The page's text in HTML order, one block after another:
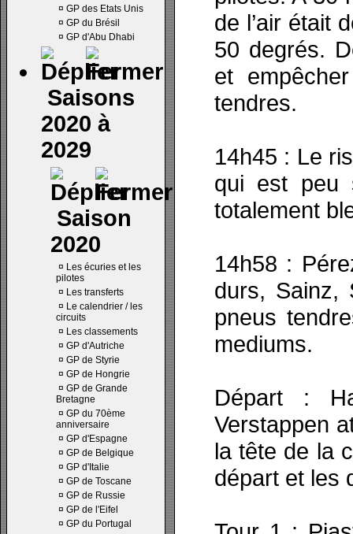
¤ GP des Etats Unis
¤ GP du Brésil
¤ GP d'Abu Dhabi
Saisons
2020 à
2029
Saison
2020
¤ Les écuries et les
pilotes
¤ Les transferts
¤ Le calendrier / les
circuits
¤ Les classements
¤ GP d'Autriche
¤ GP de Styrie
¤ GP de Hongrie
¤ GP de Grande
Bretagne
¤ GP du 70ème
anniversaire
¤ GP d'Espagne
¤ GP de Belgique
¤ GP d'Italie
¤ GP de Toscane
¤ GP de Russie
¤ GP de l'Eifel
¤ GP du Portugal
de l’air était
50 degrés.
et
tendres.
14h45 : Le
qui est peu
totalement
14h58 :
durs, Sainz,
pneus
mediums.
Départ :
Verstappen
la tête de la
départ et les